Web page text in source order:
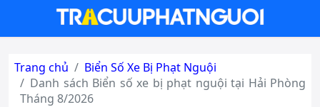
Trang chủ
Biển Số Xe Bị Phạt Nguội
Danh sách Biển số xe bị phạt nguội tại Hải Phòng
Tháng 8/2026